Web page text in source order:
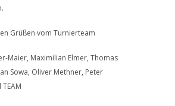
Grüßen vom Turnierteam
Maier, Maximilian Elmer, Thomas
Sowa, Oliver Methner, Peter